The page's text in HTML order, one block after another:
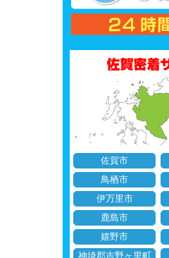
佐賀市
鳥栖市
伊万里市
鹿島市
嬉野市